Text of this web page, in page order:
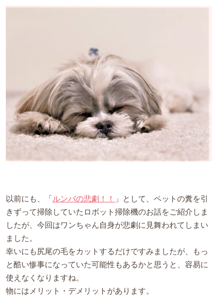
以前にも、「 ルンバの悲劇！！
」として、ペットの糞を引
きずって掃除していたロボット掃除機のお話をご紹介しま
したが、今回はワンちゃん自身が悲劇に見舞われてしまい
ました。
幸いにも尻尾の毛をカットするだけですみましたが、もっ
と酷い惨事になっていた可能性もあるかと思うと、容易に
使えなくなりますね。
物にはメリット・デメリットがあります。